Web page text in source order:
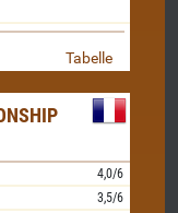
Tabelle
4,0/6
3,5/6